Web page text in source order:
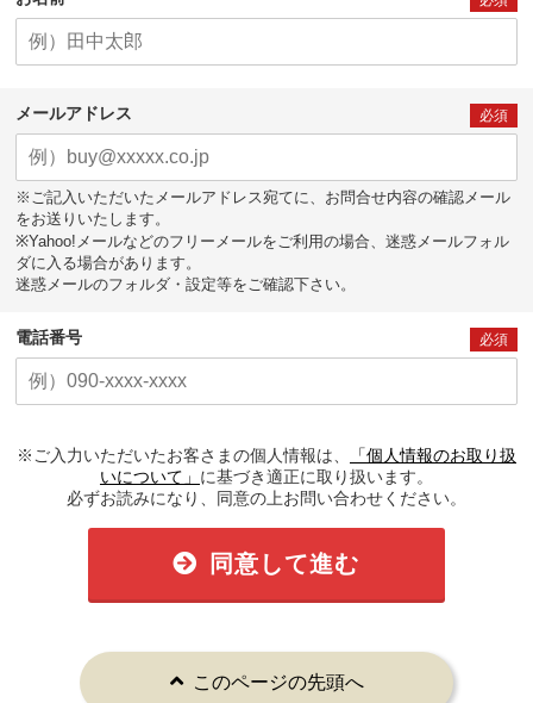
メールアドレス 必須
※ご記入いただいたメールアドレス宛てに、お問合せ内容の確認メール
をお送りいたします。
※Yahoo!メールなどのフリーメールをご利用の場合、迷惑メールフォル
ダに入る場合があります。
迷惑メールのフォルダ・設定等をご確認下さい。
電話番号 必須
※ご入力いただいたお客さまの個人情報は、
「個人情報のお取り扱
いについて」 に基づき適正に取り扱います。
必ずお読みになり、同意の上お問い合わせください。
同意して進む
このページの先頭へ